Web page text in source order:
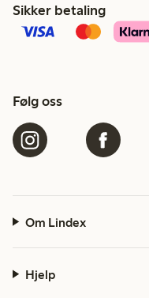
Sikker betaling
Følg oss
Om Lindex
Hjelp